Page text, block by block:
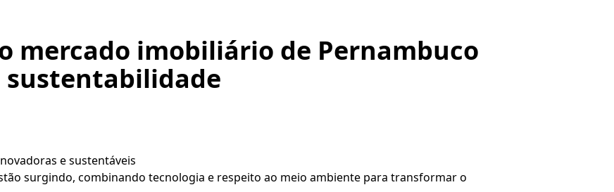
mercado imobiliário de Pernambuco
sustentabilidade
e sustentáveis
surgindo, combinando tecnologia e respeito ao meio ambiente para transformar o